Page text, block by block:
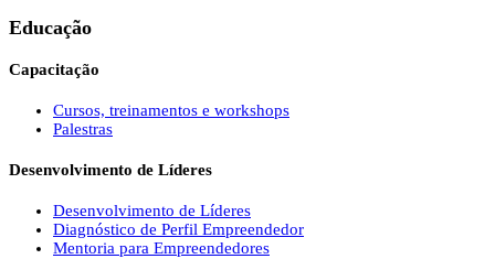
Educação
Capacitação
Cursos, treinamentos e workshops
Palestras
Desenvolvimento de Líderes
Desenvolvimento de Líderes
Diagnóstico de Perfil Empreendedor
Mentoria para Empreendedores